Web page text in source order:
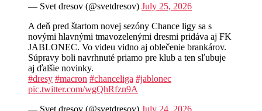
— Svet dresov (@svetdresov) July 25, 2026
A deň pred štartom novej sezóny Chance ligy sa s
novými hlavnými tmavozelenými dresmi pridáva aj FK
JABLONEC. Vo videu vidno aj oblečenie brankárov.
Súpravy boli navrhnuté priamo pre klub a ten sľubuje
aj ďalšie novinky.
#dresy #macron #chanceliga #jablonec
pic.twitter.com/wgQhRfzn9A
— Svet dresov (@svetdresov) July 24, 2026